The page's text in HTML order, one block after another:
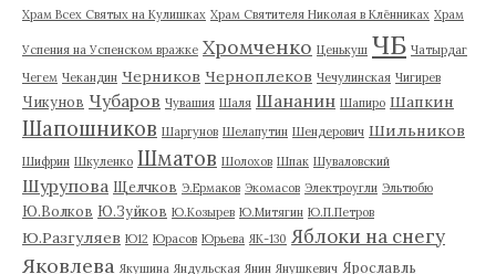
Храм Всех Святых на Кулишках Храм Святителя Николая в Клённиках Храм
Успения на Успенском вражке Хромченко Ценькуш ЧБ Чатырдаг
Чегем Чекандин Черников Черноплеков Чечулинская Чигирев
Чикунов Чубаров Чувашия Шаля Шананин Шапиро Шапкин
Шапошников Шаргунов Шелапутин Шендерович Шильников
Шифрин Шкуленко Шматов Шолохов Шпак Шуваловский
Шурупова Щелчков Э.Ермаков Экомасов Электроугли Эльтюбю
Ю.Волков Ю.Зуйков Ю.Козырев Ю.Митягин Ю.П.Петров
Ю.Разгуляев Ю12 Юрасов Юрьева ЯК-130 Яблоки на снегу
Яковлева Якушина Яндульская Янин Янушкевич Ярославль